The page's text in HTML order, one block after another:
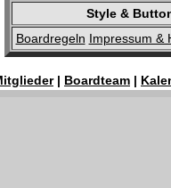
Style &
Boardregeln Impressum &
| Boardteam |